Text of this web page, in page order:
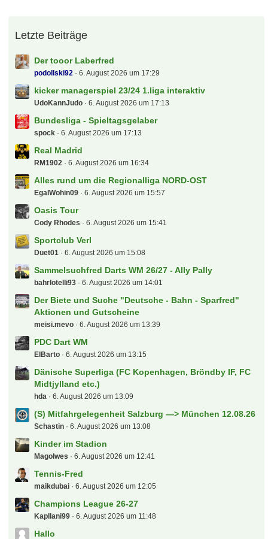
Letzte Beiträge
Der tooor Laberfred
podollski92 6. August 2026 um 17:29
kicker managerspiel 23/24 1.liga interaktiv
UdoKannJudo 6. August 2026 um 17:13
Bundesliga - Spieltagsgelaber
spock 6. August 2026 um 17:13
Real Madrid
RM1902 6. August 2026 um 16:34
Alles rund um die Regionalliga NORD-OST
EgalWohin09 6. August 2026 um 15:57
Oasis Tour
Cody Rhodes 6. August 2026 um 15:41
Sportclub Verl
Duet01 6. August 2026 um 15:08
Sammelsuchfred Darts WM 26/27 - Ally Pally
bahrlotelli93 6. August 2026 um 14:01
Der Biete und Suche "Deutsche - Bahn - Sparfred"
Aktionen und Gutscheine
meisi.mevo 6. August 2026 um 13:39
PDC Dart WM
ElBarto 6. August 2026 um 13:15
Dänische Superliga (FC Kopenhagen, Bröndby IF, FC
Midtjylland etc.)
hda 6. August 2026 um 13:09
(S) Mitfahrgelegenheit Salzburg —> München 12.08.26
Schastin 6. August 2026 um 13:08
Kinder im Stadion
Magolwes 6. August 2026 um 12:41
Tennis-Fred
maikdubai 6. August 2026 um 12:05
Champions League 26-27
Kapllani99 6. August 2026 um 11:48
Hallo